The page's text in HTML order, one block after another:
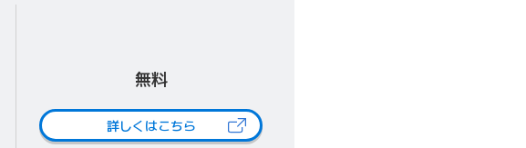
す）
無料
詳しくはこちら（新しいタブで開きます）